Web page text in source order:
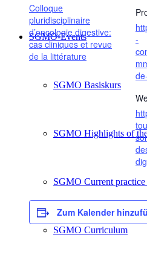
SGMO-Events
SGMO Basiskurs
SGMO Highlights of
SGMO Current practice
SGMO Curriculum
Colloque
pluridisciplinaire
d’oncologie digestive:
cas cliniques et revue
de la littérature
-
Zum Kalender